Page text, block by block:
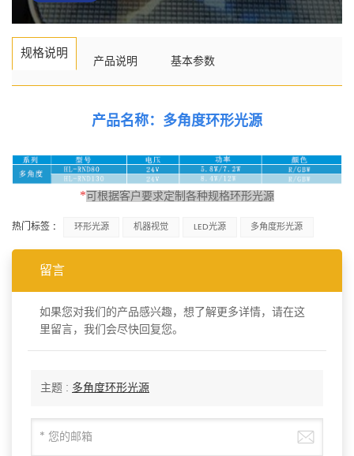
规格说明 产品说明 基本参数
产品名称：多角度环形光源
* 可根据客户要求定制各种规格环形光源
热门标签 : 环形光源 机器视觉 LED光源 多角度形光源
留言
如果您对我们的产品感兴趣，想了解更多详情，请在这
里留言，我们会尽快回复您。
主题 : 多角度环形光源